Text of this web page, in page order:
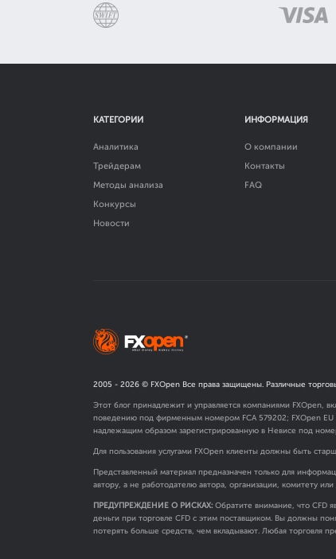
КАТЕГОРИИ
Аналитика
Трейдерам
Методы анализа
Конкурсы
Новости
ИНФОРМАЦИЯ
О компании
Контакты
FAQ
2005 - 2026 © FXOpen Все права защищены. Различные
Этот блог принадлежит и управляется компаниями FXOpen,
поведению под фирменным номером FCA 579202; FXOpen
надлежащим образом зарегистрированную в Невисе под
Для пользования услугами FXOpen клиенты должны быть
Представленный материал предназначен только для
автору, а не работодателю автора, организации, комитету
ПРЕДУПРЕЖДЕНИЕ О РИСКАХ: Обратите внимание, что CFD
деньги при торговле CFD с этим поставщиком. Вы должны
потерять больше средств, чем вкладывают. Любая торговля